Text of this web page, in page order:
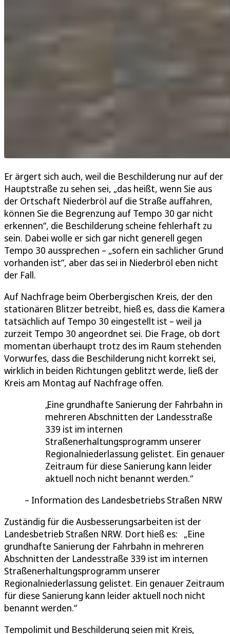
Er ärgert sich auch, weil die Beschilderung nur auf der
Hauptstraße zu sehen sei, „das heißt, wenn Sie aus
der Ortschaft Niederbröl auf die Straße auffahren,
können Sie die Begrenzung auf Tempo 30 gar nicht
erkennen“, die Beschilderung scheine fehlerhaft zu
sein. Dabei wolle er sich gar nicht generell gegen
Tempo 30 aussprechen – „sofern ein sachlicher Grund
vorhanden ist“, aber das sei in Niederbröl eben nicht
der Fall.
Auf Nachfrage beim Oberbergischen Kreis, der den
stationären Blitzer betreibt, hieß es, dass die Kamera
tatsächlich auf Tempo 30 eingestellt ist – weil ja
zurzeit Tempo 30 angeordnet sei. Die Frage, ob dort
momentan überhaupt trotz des im Raum stehenden
Vorwurfes, dass die Beschilderung nicht korrekt sei,
wirklich in beiden Richtungen geblitzt werde, ließ der
Kreis am Montag auf Nachfrage offen.
Eine grundhafte Sanierung der Fahrbahn in
mehreren Abschnitten der Landesstraße
339 ist im internen
Straßenerhaltungsprogramm unserer
Regionalniederlassung gelistet. Ein genauer
Zeitraum für diese Sanierung kann leider
aktuell noch nicht benannt werden.
Information des Landesbetriebs Straßen NRW
Zuständig für die Ausbesserungsarbeiten ist der
Landesbetrieb Straßen NRW. Dort hieß es: „Eine
grundhafte Sanierung der Fahrbahn in mehreren
Abschnitten der Landesstraße 339 ist im internen
Straßenerhaltungsprogramm unserer
Regionalniederlassung gelistet. Ein genauer Zeitraum
für diese Sanierung kann leider aktuell noch nicht
benannt werden.“
Tempolimit und Beschilderung seien mit Kreis,